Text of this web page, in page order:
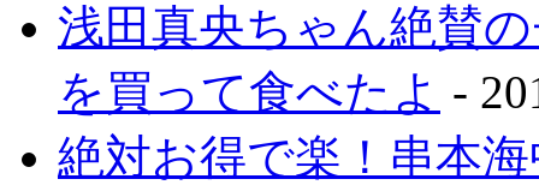
浅田真央ちゃん絶賛
を買って食べたよ -
絶対お得で楽！串本